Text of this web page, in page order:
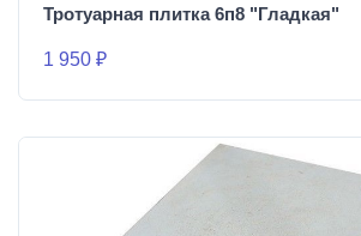
Тротуарная плитка 6п8 "Гладкая"
1 950 ₽